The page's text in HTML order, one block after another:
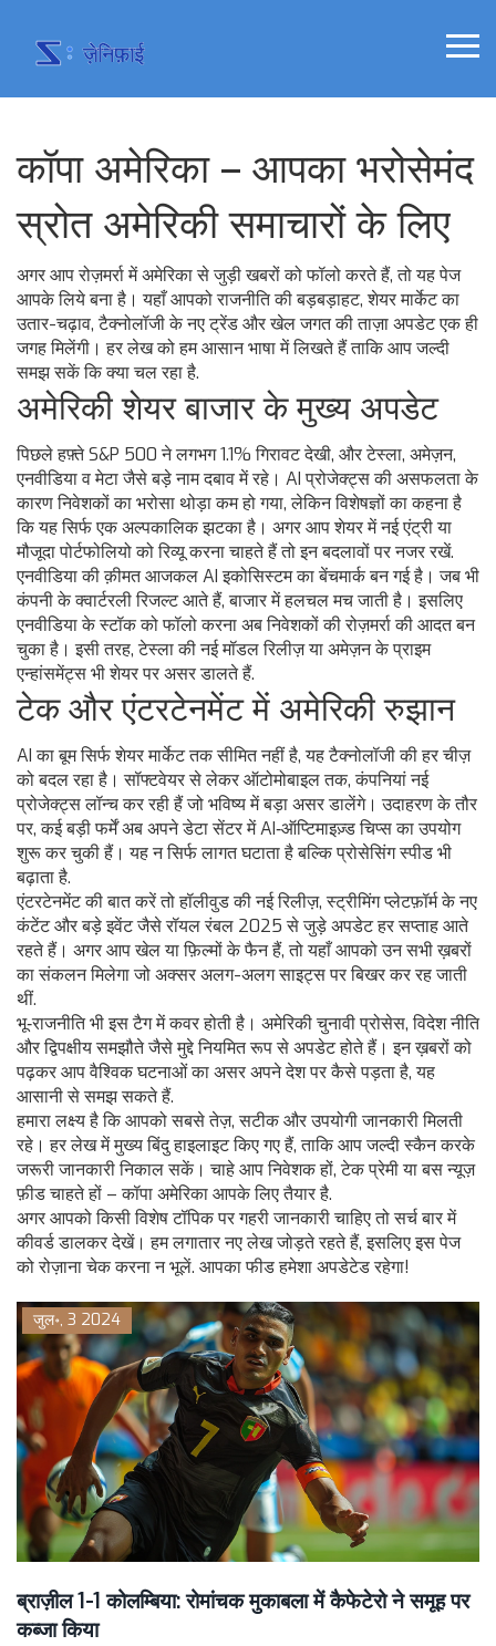
कॉपा अमेरिका – आपका भरोसेमंद
स्रोत अमेरिकी समाचारों के लिए
अगर आप रोज़मर्रा में अमेरिका से जुड़ी खबरों को फॉलो करते हैं, तो यह पेज
आपके लिये बना है। यहाँ आपको राजनीति की बड़बड़ाहट, शेयर मार्केट का
उतार-चढ़ाव, टैक्नोलॉजी के नए ट्रेंड और खेल जगत की ताज़ा अपडेट एक ही
जगह मिलेंगी। हर लेख को हम आसान भाषा में लिखते हैं ताकि आप जल्दी
समझ सकें कि क्या चल रहा है.
अमेरिकी शेयर बाजार के मुख्य अपडेट
पिछले हफ़्ते S&P 500 ने लगभग 1.1% गिरावट देखी, और टेस्ला, अमेज़न,
एनवीडिया व मेटा जैसे बड़े नाम दबाव में रहे। AI प्रोजेक्ट्स की असफलता के
कारण निवेशकों का भरोसा थोड़ा कम हो गया, लेकिन विशेषज्ञों का कहना है
कि यह सिर्फ एक अल्पकालिक झटका है। अगर आप शेयर में नई एंट्री या
मौजूदा पोर्टफोलियो को रिव्यू करना चाहते हैं तो इन बदलावों पर नजर रखें.
एनवीडिया की क़ीमत आजकल AI इकोसिस्टम का बेंचमार्क बन गई है। जब भी
कंपनी के क्वार्टरली रिजल्ट आते हैं, बाजार में हलचल मच जाती है। इसलिए
एनवीडिया के स्टॉक को फॉलो करना अब निवेशकों की रोज़मर्रा की आदत बन
चुका है। इसी तरह, टेस्ला की नई मॉडल रिलीज़ या अमेज़न के प्राइम
एन्हांसमेंट्स भी शेयर पर असर डालते हैं.
टेक और एंटरटेनमेंट में अमेरिकी रुझान
AI का बूम सिर्फ शेयर मार्केट तक सीमित नहीं है, यह टैक्नोलॉजी की हर चीज़
को बदल रहा है। सॉफ्टवेयर से लेकर ऑटोमोबाइल तक, कंपनियां नई
प्रोजेक्ट्स लॉन्च कर रही हैं जो भविष्य में बड़ा असर डालेंगे। उदाहरण के तौर
पर, कई बड़ी फर्में अब अपने डेटा सेंटर में AI‑ऑप्टिमाइज़्ड चिप्स का उपयोग
शुरू कर चुकी हैं। यह न सिर्फ लागत घटाता है बल्कि प्रोसेसिंग स्पीड भी
बढ़ाता है.
एंटरटेनमेंट की बात करें तो हॉलीवुड की नई रिलीज़, स्ट्रीमिंग प्लेटफ़ॉर्म के नए
कंटेंट और बड़े इवेंट जैसे रॉयल रंबल 2025 से जुड़े अपडेट हर सप्ताह आते
रहते हैं। अगर आप खेल या फ़िल्मों के फैन हैं, तो यहाँ आपको उन सभी ख़बरों
का संकलन मिलेगा जो अक्सर अलग-अलग साइट्स पर बिखर कर रह जाती
थीं.
भू‑राजनीति भी इस टैग में कवर होती है। अमेरिकी चुनावी प्रोसेस, विदेश नीति
और द्विपक्षीय समझौते जैसे मुद्दे नियमित रूप से अपडेट होते हैं। इन ख़बरों को
पढ़कर आप वैश्विक घटनाओं का असर अपने देश पर कैसे पड़ता है, यह
आसानी से समझ सकते हैं.
हमारा लक्ष्य है कि आपको सबसे तेज़, सटीक और उपयोगी जानकारी मिलती
रहे। हर लेख में मुख्य बिंदु हाइलाइट किए गए हैं, ताकि आप जल्दी स्कैन करके
जरूरी जानकारी निकाल सकें। चाहे आप निवेशक हों, टेक प्रेमी या बस न्यूज़
फ़ीड चाहते हों – कॉपा अमेरिका आपके लिए तैयार है.
अगर आपको किसी विशेष टॉपिक पर गहरी जानकारी चाहिए तो सर्च बार में
कीवर्ड डालकर देखें। हम लगातार नए लेख जोड़ते रहते हैं, इसलिए इस पेज
को रोज़ाना चेक करना न भूलें. आपका फीड हमेशा अपडेटेड रहेगा!
जुल॰, 3 2024
ब्राज़ील 1-1 कोलम्बिया: रोमांचक मुकाबला में कैफेटेरो ने समूह पर
कब्जा किया